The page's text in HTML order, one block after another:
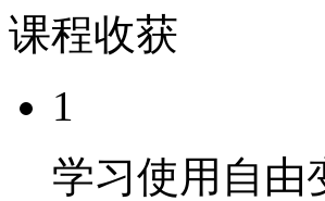
课程收获
1
学习使用自由